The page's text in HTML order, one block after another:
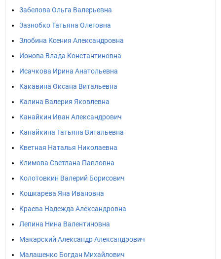
Забелова Ольга Валерьевна
Зазнобко Татьяна Олеговна
Злобина Ксения Александровна
Ионова Влада Константиновна
Исачкова Ирина Анатольевна
Какавина Оксана Витальевна
Калина Валерия Яковлевна
Канайкин Иван Александрович
Канайкина Татьяна Витальевна
Кветная Наталья Николаевна
Климова Светлана Павловна
Колотовкин Валерий Борисович
Кошкарева Яна Ивановна
Краева Надежда Александровна
Лепина Нина Валентиновна
Макарский Александр Александрович
Малашенко Богдан Михайлович